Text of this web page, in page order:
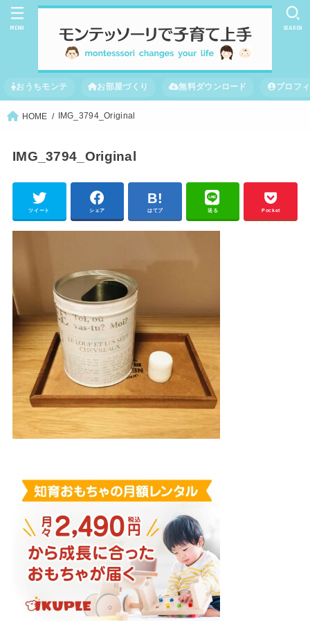
おうちモンテ お部屋づくり 無料ダウンロード プロフ
SEARCH
MENU
HOME IMG_3794_Original
IMG_3794_Original
ツイート シェア はてブ 送る Pocket